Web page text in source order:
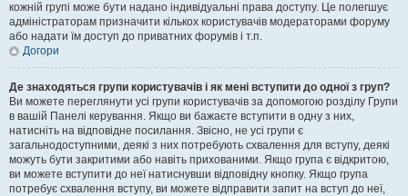
кожній групі може бути надано індивідуальні права доступу. Це полегшує
адміністраторам призначити кількох користувачів модераторами форуму
або надати їм доступ до приватних форумів і т.п.
Догори
Де знаходяться групи користувачів і як мені вступити до одної з груп?
Ви можете переглянути усі групи користувачів за допомогою розділу Групи
в вашій Панелі керування. Якщо ви бажаєте вступити в одну з них,
натисніть на відповідне посилання. Звісно, не усі групи є
загальнодоступними, деякі з них потребують схвалення для вступу, деякі
можуть бути закритими або навіть прихованими. Якщо група є відкритою,
ви можете вступити до неї натиснувши відповідну кнопку. Якщо група
потребує схвалення вступу, ви можете відправити запит на вступ до неї,